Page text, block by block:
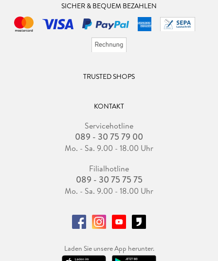
SICHER & BEQUEM BEZAHLEN
TRUSTED SHOPS
KONTAKT
Servicehotline
089 - 30 75 79 00
Mo. - Sa. 9.00 - 18.00 Uhr
Filialhotline
089 - 30 75 75 75
Mo. - Sa. 9.00 - 18.00 Uhr
Laden Sie unsere App herunter.